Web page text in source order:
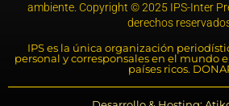
ambiente. Copyright © 2025 IPS-Inter
derechos
IPS es la única organización
personal y corresponsales en el mundo
países ricos.